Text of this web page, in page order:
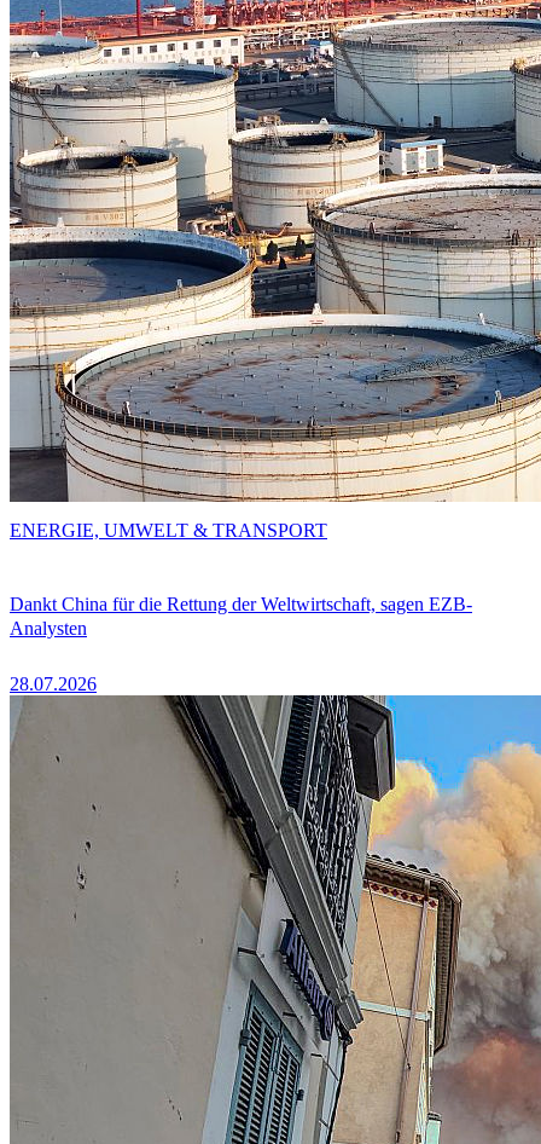
Dankt China für die Rettung der Weltwirtschaft, sagen EZB-
Analysten
28.07.2026
ENERGIE, UMWELT & TRANSPORT